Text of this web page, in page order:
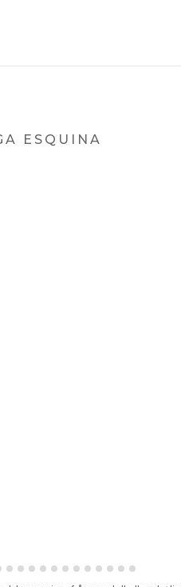
ESQUINA